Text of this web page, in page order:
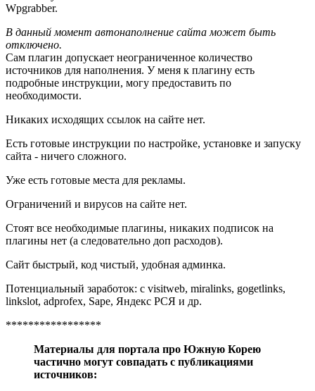
Wpgrabber.
В данный момент автонаполнение сайта может быть
отключено.
Сам плагин допускает неограниченное количество
источников для наполнения. У меня к плагину есть
подробные инструкции, могу предоставить по
необходимости.
Никаких исходящих ссылок на сайте нет.
Есть готовые инструкции по настройке, установке и запуску
сайта - ничего сложного.
Уже есть готовые места для рекламы.
Ограничений и вирусов на сайте нет.
Стоят все необходимые плагины, никаких подписок на
плагины нет (а следовательно доп расходов).
Сайт быстрый, код чистый, удобная админка.
Потенциальный заработок: с visitweb, miralinks, gogetlinks,
linkslot, adprofex, Sape, Яндекс РСЯ и др.
*****************
Материалы для портала про Южную Корею
частично могут совпадать с публикациями
источников: